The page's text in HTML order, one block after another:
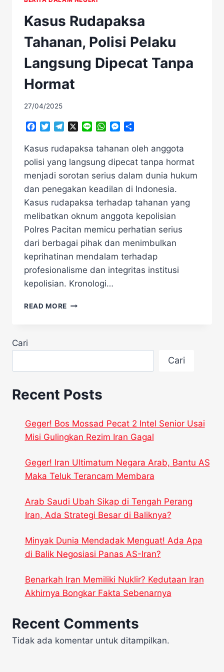
Kasus Rudapaksa
Tahanan, Polisi Pelaku
Langsung Dipecat Tanpa
Hormat
27/04/2025
Facebook
TwitterTelegramLine WhatsAppMessenger
Kasus rudapaksa tahanan oleh anggota
polisi yang langsung dipecat tanpa hormat
menjadi sorotan serius dalam dunia hukum
dan penegakan keadilan di Indonesia.
Kasus rudapaksa terhadap tahanan yang
melibatkan oknum anggota kepolisian
Polres Pacitan memicu perhatian serius
dari berbagai pihak dan menimbulkan
keprihatinan mendalam terhadap
profesionalisme dan integritas institusi
kepolisian. Kronologi…
READ MORE KASUS
HORMAT
Cari
Cari
Recent Posts
Geger! Bos Mossad Pecat 2 Intel Senior Usai
Misi Gulingkan Rezim Iran Gagal
Geger! Iran Ultimatum Negara Arab, Bantu AS
Maka Teluk Terancam Membara
Arab Saudi Ubah Sikap di Tengah Perang
Iran, Ada Strategi Besar di Baliknya?
Minyak Dunia Mendadak Menguat! Ada Apa
di Balik Negosiasi Panas AS-Iran?
Benarkah Iran Memiliki Nuklir? Kedutaan Iran
Akhirnya Bongkar Fakta Sebenarnya
Recent Comments
Tidak ada komentar untuk ditampilkan.